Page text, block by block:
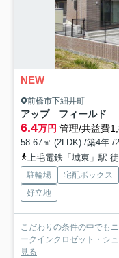
NEW
前橋市下細井町
アップ フィールド
6.4万円 管理/共益費
58.67㎡ (2LDK) /築4年 /
上毛電鉄「城東」駅
駐輪場 宅配ボックス
好立地
こだわりの条件の中でも
ークインクロゼット・シ
見る